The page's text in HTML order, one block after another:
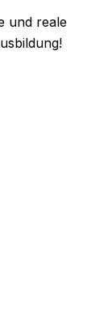
und reale